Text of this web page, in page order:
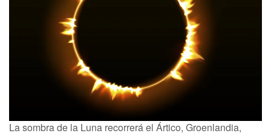
La sombra de la Luna recorrerá el Ártico, Groenlandia,